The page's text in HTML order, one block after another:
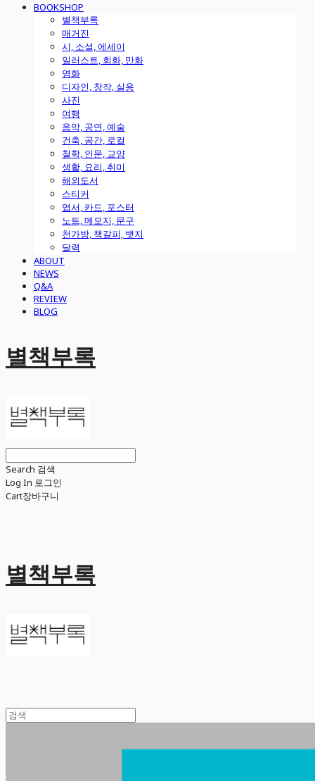
BOOKSHOP
별책부록
매거진
시, 소설, 에세이
일러스트, 회화, 만화
영화
디자인, 창작, 실용
사진
여행
음악, 공연, 예술
건축, 공간, 로컬
철학, 인문, 교양
생활, 요리, 취미
해외도서
스티커
엽서, 카드, 포스터
노트, 메모지, 문구
천가방, 책갈피, 뱃지
달력
ABOUT
NEWS
Q&A
REVIEW
BLOG
별책부록
Search 검색
Log In 로그인
Cart장바구니
별책부록